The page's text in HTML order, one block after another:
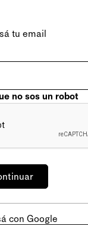
tu email
no sos un robot
con Google